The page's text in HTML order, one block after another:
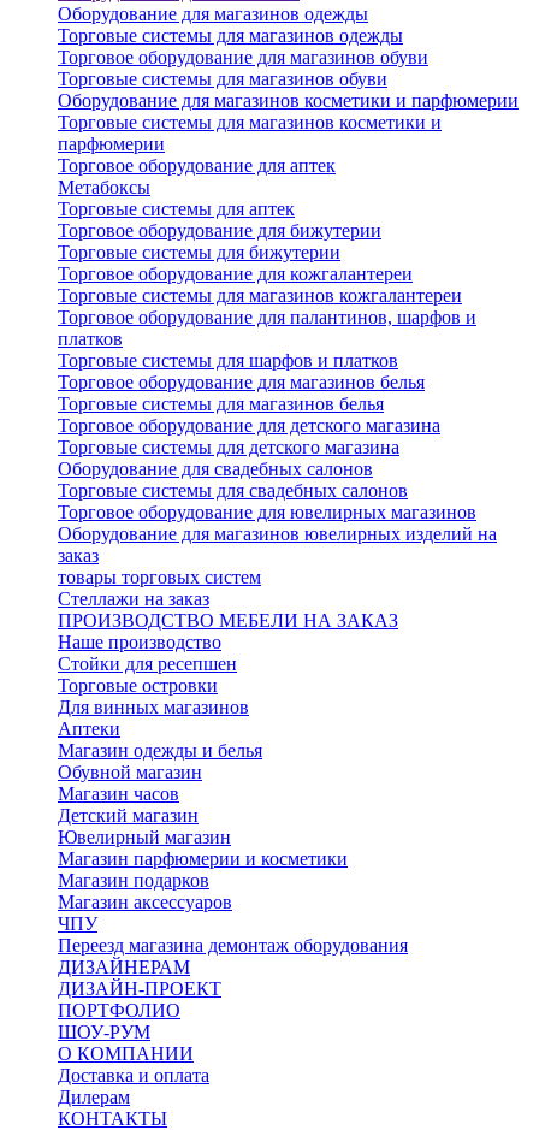
Оборудование для магазинов одежды
Торговые системы для магазинов одежды
Торговое оборудование для магазинов обуви
Торговые системы для магазинов обуви
Оборудование для магазинов косметики и парфюмерии
Торговые системы для магазинов косметики и
парфюмерии
Торговое оборудование для аптек
Метабоксы
Торговые системы для аптек
Торговое оборудование для бижутерии
Торговые системы для бижутерии
Торговое оборудование для кожгалантереи
Торговые системы для магазинов кожгалантереи
Торговое оборудование для палантинов, шарфов и
платков
Торговые системы для шарфов и платков
Торговое оборудование для магазинов белья
Торговые системы для магазинов белья
Торговое оборудование для детского магазина
Торговые системы для детского магазина
Оборудование для свадебных салонов
Торговые системы для свадебных салонов
Торговое оборудование для ювелирных магазинов
Оборудование для магазинов ювелирных изделий на
заказ
товары торговых систем
Стеллажи на заказ
ПРОИЗВОДСТВО МЕБЕЛИ НА ЗАКАЗ
Наше производство
Стойки для ресепшен
Торговые островки
Для винных магазинов
Аптеки
Магазин одежды и белья
Обувной магазин
Магазин часов
Детский магазин
Ювелирный магазин
Магазин парфюмерии и косметики
Магазин подарков
Магазин аксессуаров
ЧПУ
Переезд магазина демонтаж оборудования
ДИЗАЙНЕРАМ
ДИЗАЙН-ПРОЕКТ
ПОРТФОЛИО
ШОУ-РУМ
О КОМПАНИИ
Доставка и оплата
Дилерам
КОНТАКТЫ